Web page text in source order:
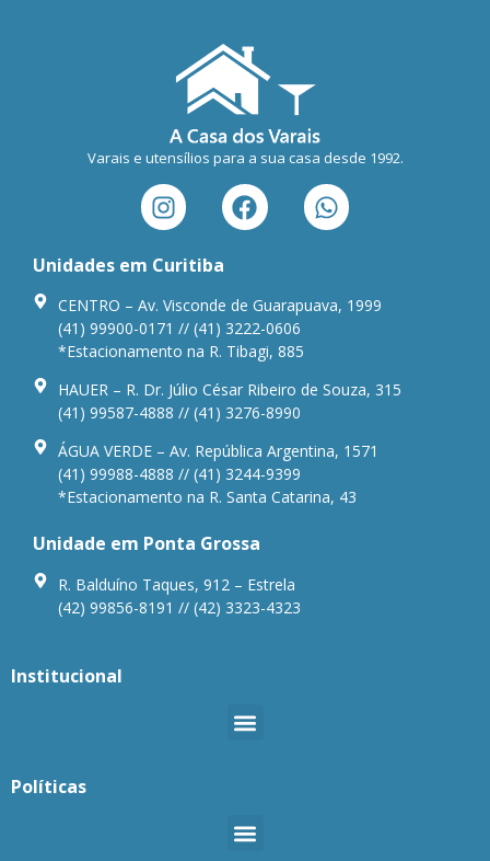
Varais e utensílios para a sua casa desde 1992.
Unidades em Curitiba
CENTRO – Av. Visconde de Guarapuava, 1999
(41) 99900-0171 // (41) 3222-0606
*Estacionamento na R. Tibagi, 885
HAUER – R. Dr. Júlio César Ribeiro de Souza, 315
(41) 99587-4888 // (41) 3276-8990
ÁGUA VERDE – Av. República Argentina, 1571
(41) 99988-4888 // (41) 3244-9399
*Estacionamento na R. Santa Catarina, 43
Unidade em Ponta Grossa
R. Balduíno Taques, 912 – Estrela
(42) 99856-8191 // (42) 3323-4323
Institucional
Políticas